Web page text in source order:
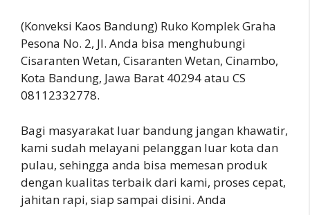
(Konveksi Kaos Bandung) Ruko Komplek Graha
Pesona No. 2, Jl. Anda bisa menghubungi
Cisaranten Wetan, Cisaranten Wetan, Cinambo,
Kota Bandung, Jawa Barat 40294 atau CS
08112332778.
Bagi masyarakat luar bandung jangan khawatir,
kami sudah melayani pelanggan luar kota dan
pulau, sehingga anda bisa memesan produk
dengan kualitas terbaik dari kami, proses cepat,
jahitan rapi, siap sampai disini. Anda